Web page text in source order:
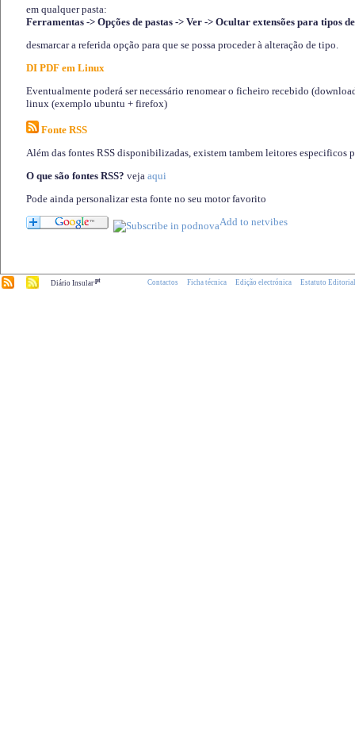
em qualquer pasta:
Ferramentas -> Opções de pastas -> Ver -> Ocultar extensões para tipos
desmarcar a referida opção para que se possa proceder à alteração de tipo.
DI PDF em Linux
Eventualmente poderá ser necessário renomear o ficheiro recebido
linux (exemplo ubuntu + firefox)
Fonte RSS
Além das fontes RSS disponibilizadas, existem tambem leitores especificos
O que são fontes RSS? veja aqui
Pode ainda personalizar esta fonte no seu motor favorito
Diário Insular.pt Contactos Ficha técnica Edição electrónica Estatuto Editorial